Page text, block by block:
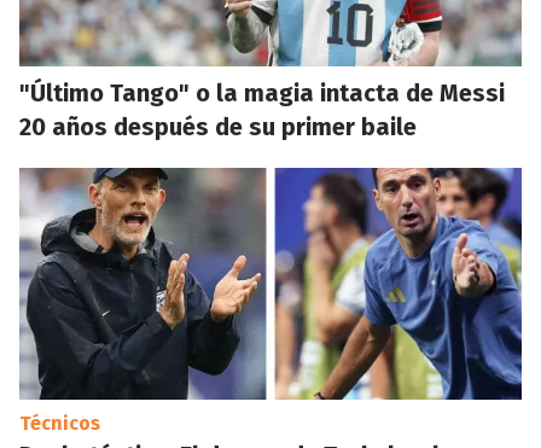
"Último Tango" o la magia intacta de Messi
20 años después de su primer baile
Técnicos